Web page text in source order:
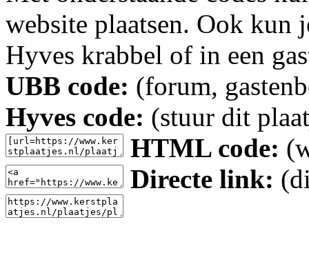
website plaatsen. Ook kun
Hyves krabbel of in een
UBB code: (forum,
Hyves code: (stuur dit
HTML code:
Directe link: